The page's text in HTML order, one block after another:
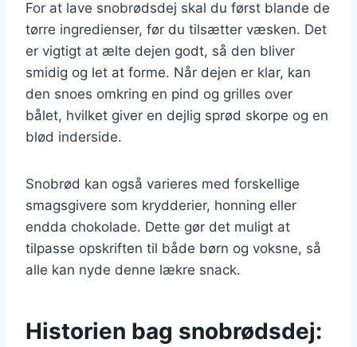
For at lave snobrødsdej skal du først blande de
tørre ingredienser, før du tilsætter væsken. Det
er vigtigt at ælte dejen godt, så den bliver
smidig og let at forme. Når dejen er klar, kan
den snoes omkring en pind og grilles over
bålet, hvilket giver en dejlig sprød skorpe og en
blød inderside.
Snobrød kan også varieres med forskellige
smagsgivere som krydderier, honning eller
endda chokolade. Dette gør det muligt at
tilpasse opskriften til både børn og voksne, så
alle kan nyde denne lækre snack.
Historien bag snobrødsdej: